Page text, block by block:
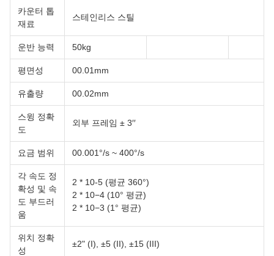
카운터 톱
재료
스테인리스 스틸
운반 능력 50kg
평면성 00.01mm
유출량 00.02mm
스윙 정확
도
외부 프레임 ± 3′′
요금 범위 00.001°/s ~ 400°/s
각 속도 정
확성 및 속
도 부드러
움
2 * 10-5 (평균 360°)
2 * 10−4 (10° 평균)
2 * 10−3 (1° 평균)
위치 정확
성
±2" (I), ±5 (II), ±15 (III)